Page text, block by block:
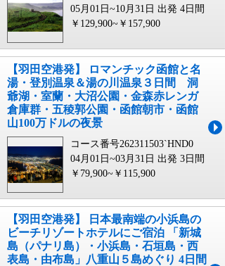
05月01日~10月31日 出発 4日間
￥129,900~￥157,900
【羽田空港発】 ロマンチック函館と名
湯・登別温泉＆湯の川温泉３日間 洞
爺湖・室蘭・大沼公園・金森赤レンガ
倉庫群・五稜郭公園・函館朝市・函館
山100万ドルの夜景
コース番号262311503`HND0
04月01日~03月31日 出発 3日間
￥79,900~￥115,900
【羽田空港発】 日本最南端の小浜島の
ビーチリゾートホテルにご宿泊 「新城
島（パナリ島）・小浜島・石垣島・西
表島・由布島」八重山５島めぐり 4日間